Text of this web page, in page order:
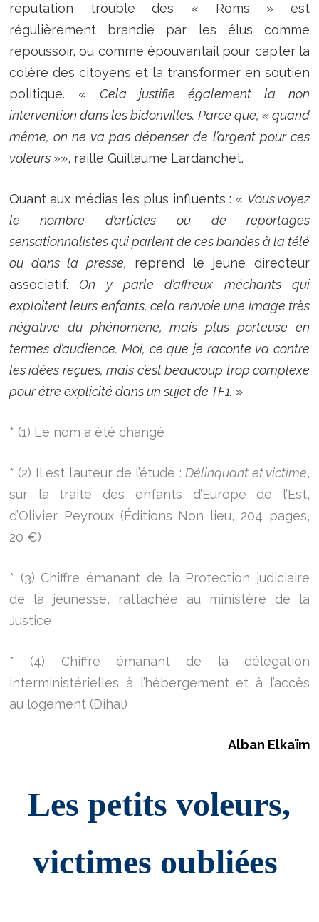
réputation trouble des « Roms » est
régulièrement brandie par les élus comme
repoussoir, ou comme épouvantail pour capter la
colère des citoyens et la transformer en soutien
politique. « Cela justifie également la non
intervention dans les bidonvilles. Parce que, « quand
même, on ne va pas dépenser de l’argent pour ces
voleurs »», raille Guillaume Lardanchet.
Quant aux médias les plus influents : « Vous voyez
le nombre d’articles ou de reportages
sensationnalistes qui parlent de ces bandes à la télé
ou dans la presse, reprend le jeune directeur
associatif. On y parle d’affreux méchants qui
exploitent leurs enfants, cela renvoie une image très
négative du phénomène, mais plus porteuse en
termes d’audience. Moi, ce que je raconte va contre
les idées reçues, mais c’est beaucoup trop complexe
pour être explicité dans un sujet de TF1. »
* (1) Le nom a été changé
* (2) Il est l’auteur de l’étude :Délinquant et victime,
sur la traite des enfants d’Europe de l’Est,
d’Olivier Peyroux (Éditions Non lieu, 204 pages,
20 €)
* (3) Chiffre émanant de la Protection judiciaire
de la jeunesse, rattachée au ministère de la
Justice
* (4) Chiffre émanant de la délégation
interministérielles à l’hébergement et à l’accès
au logement (Dihal)
Alban Elkaïm
Les petits voleurs,
victimes oubliées